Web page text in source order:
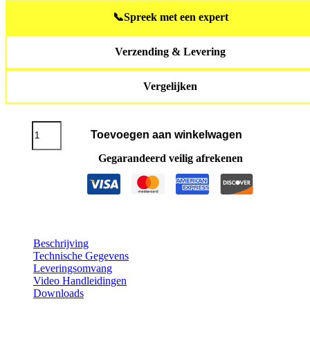
📞Spreek met een expert
Verzending & Levering
Vergelijken
JETSURF®
Toevoegen aan winkelwagen
Gegarandeerd veilig afrekenen
Beschrijving
Technische Gegevens
Leveringsomvang
Video Handleidingen
Downloads